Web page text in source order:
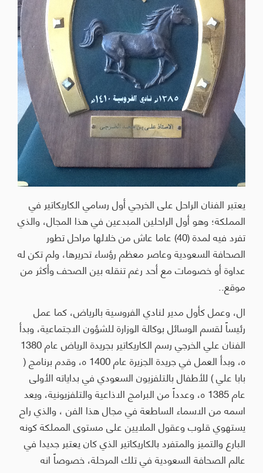
يعتبر الفنان الراحل على الخرجي أول رسامي الكاريكاتير في
المملكة؛ وهو أول الراحلين المبدعين في هذا المجال، والذي
تفرد فيه لمدة (40) عاما عاش من خلالها مراحل تطور
الصحافة السعودية وعاصر معظم رؤساء تحريرها، ولم تكن له
عداوة أو خصومات مع أحد رغم تنقله بين الصحف وأكثر من
موقع..
ال، وعمل كأول مدير لنادي الفروسية بالرياض، كما عمل
رئيساً لقسم الوسائل بوكالة الوزارة للشؤون الاجتماعية، وبدأ
الفنان علي الخرجي رسم الكاريكاتير بجريدة الرياض عام 1380
ه، وبدأ العمل في جريدة الجزيرة عام 1400 ه، وقدم برنامج (
بابا علي ) للأطفال بالتلفزيون السعودي في بداياته الأولى
عام 1385 ه، وعدداً من البرامج الاذاعية والتلفزيونية، ويعد
اسمه من الاسماء الساطعة في مجال هذا الفن ، والذي راح
يستهوي قلوب وعقول الملايين على مستوى المملكة كونه
البارع والتميز والمتفرد بالكاريكاتير الذي كان يعتبر جديدا في
عالم الصحافة السعودية في تلك المرحلة، خصوصاً انه